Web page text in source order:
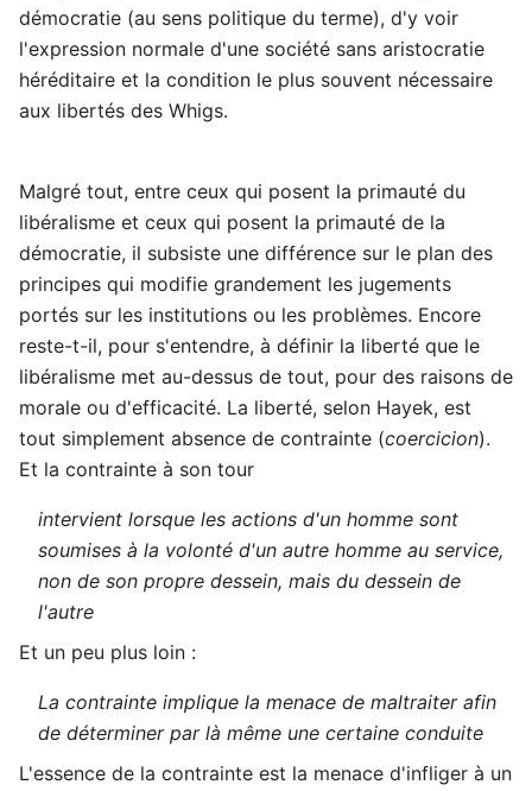
démocratie (au sens politique du terme), d'y voir
l'expression normale d'une société sans aristocratie
héréditaire et la condition le plus souvent nécessaire
aux libertés des Whigs.
Malgré tout, entre ceux qui posent la primauté du
libéralisme et ceux qui posent la primauté de la
démocratie, il subsiste une différence sur le plan des
principes qui modifie grandement les jugements
portés sur les institutions ou les problèmes. Encore
reste-t-il, pour s'entendre, à définir la liberté que le
libéralisme met au-dessus de tout, pour des raisons de
morale ou d'efficacité. La liberté, selon Hayek, est
tout simplement absence de contrainte (coercicion).
Et la contrainte à son tour
intervient lorsque les actions d'un homme sont
soumises à la volonté d'un autre homme au service,
non de son propre dessein, mais du dessein de
l'autre
Et un peu plus loin :
La contrainte implique la menace de maltraiter afin
de déterminer par là même une certaine conduite
L'essence de la contrainte est la menace d'infliger à un